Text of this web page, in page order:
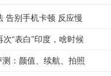
告别手机卡顿 反应慢
“表白”印度，啥时候
：颜值、续航、拍照